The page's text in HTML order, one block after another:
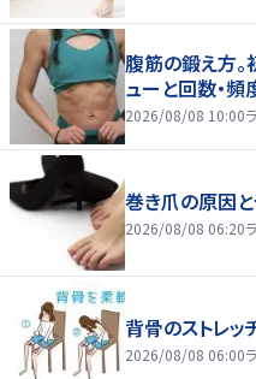
腹筋の鍛え方
ューと回数・
2026/08/08 10:00
巻き爪の原因
2026/08/08 06:20
背骨のストレッ
2026/08/08 06:00